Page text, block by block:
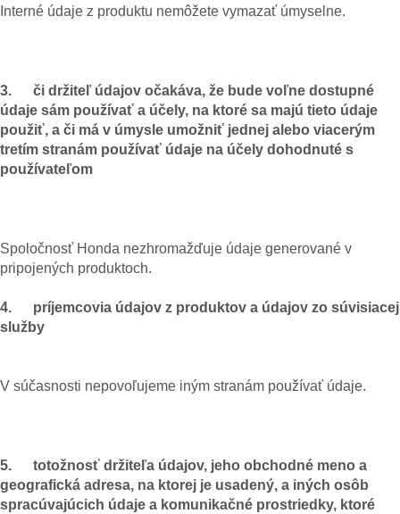
Interné údaje z produktu nemôžete vymazať úmyselne.
3. či držiteľ údajov očakáva, že bude voľne dostupné
údaje sám používať a účely, na ktoré sa majú tieto údaje
použiť, a či má v úmysle umožniť jednej alebo viacerým
tretím stranám používať údaje na účely dohodnuté s
používateľom
Spoločnosť Honda nezhromažďuje údaje generované v
pripojených produktoch.
4. príjemcovia údajov z produktov a údajov zo súvisiacej
služby
V súčasnosti nepovoľujeme iným stranám používať údaje.
5. totožnosť držiteľa údajov, jeho obchodné meno a
geografická adresa, na ktorej je usadený, a iných osôb
spracúvajúcich údaje a komunikačné prostriedky, ktoré